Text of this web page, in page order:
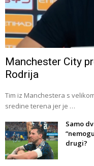
Manchester City
Rodrija
Tim iz Manchestera s
sredine terena jer je …
Samo
drugi?